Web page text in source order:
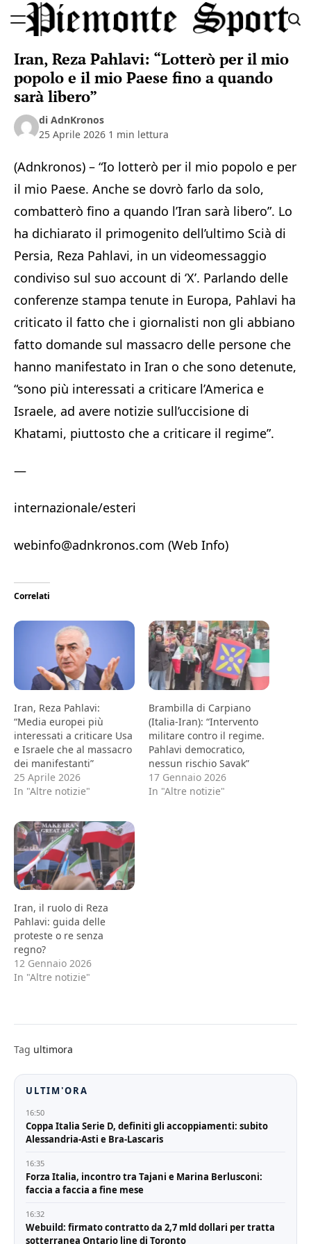
to
Sport
Iran, Reza Pahlavi: “Lotterò per il mio
popolo e il mio Paese fino a quando
sarà libero”
di AdnKronos
25 Aprile 2026 1 min lettura
(Adnkronos) – “Io lotterò per il mio popolo e per
il mio Paese. Anche se dovrò farlo da solo,
combatterò fino a quando l’Iran sarà libero”. Lo
ha dichiarato il primogenito dell’ultimo Scià di
Persia, Reza Pahlavi, in un videomessaggio
condiviso sul suo account di ‘X’. Parlando delle
conferenze stampa tenute in Europa, Pahlavi ha
criticato il fatto che i giornalisti non gli abbiano
fatto domande sul massacro delle persone che
hanno manifestato in Iran o che sono detenute,
“sono più interessati a criticare l’America e
Israele, ad avere notizie sull’uccisione di
Khatami, piuttosto che a criticare il regime”.
—
internazionale/esteri
webinfo@adnkronos.com (Web Info)
Correlati
Iran, Reza Pahlavi:
“Media europei più
interessati a criticare Usa
e Israele che al massacro
dei manifestanti”
25 Aprile 2026
In "Altre notizie"
Brambilla di Carpiano
(Italia-Iran): “Intervento
militare contro il regime.
Pahlavi democratico,
nessun rischio Savak”
17 Gennaio 2026
In "Altre notizie"
Iran, il ruolo di Reza
Pahlavi: guida delle
proteste o re senza
regno?
12 Gennaio 2026
In "Altre notizie"
Tag ultimora
ULTIM'ORA
16:50
Coppa Italia Serie D, definiti gli accoppiamenti: subito
Alessandria-Asti e Bra-Lascaris
16:35
Forza Italia, incontro tra Tajani e Marina Berlusconi:
faccia a faccia a fine mese
16:32
Webuild: firmato contratto da 2,7 mld dollari per tratta
sotterranea Ontario line di Toronto